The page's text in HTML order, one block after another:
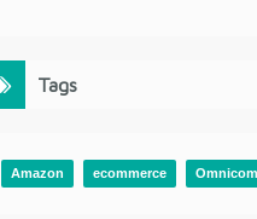
Tags
Amazon ecommerce